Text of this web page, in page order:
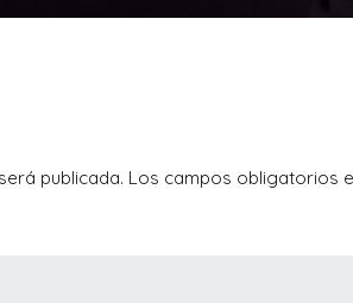
publicada. Los campos obligatorios